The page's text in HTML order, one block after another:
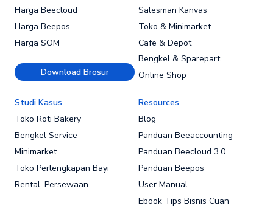
Harga Beecloud
Harga Beepos
Harga SOM
Download Brosur
Salesman Kanvas
Toko & Minimarket
Cafe & Depot
Bengkel & Sparepart
Online Shop
Studi Kasus
Toko Roti Bakery
Bengkel Service
Minimarket
Toko Perlengkapan Bayi
Rental, Persewaan
Resources
Blog
Panduan Beeaccounting
Panduan Beecloud 3.0
Panduan Beepos
User Manual
Ebook Tips Bisnis Cuan